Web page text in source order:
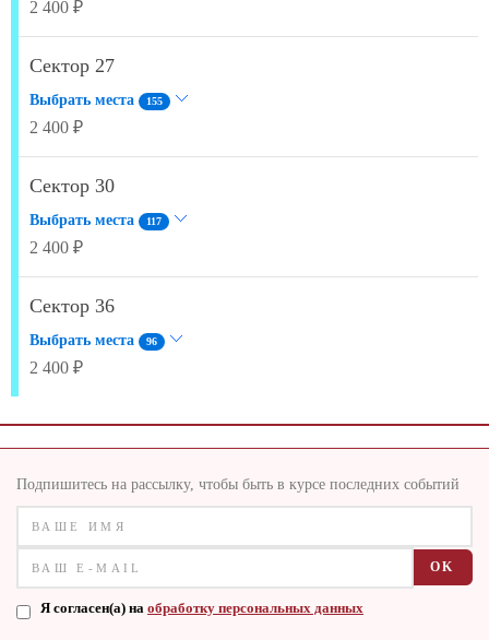
2 400 ₽
Сектор 27
Выбрать места 155
2 400 ₽
Сектор 30
Выбрать места 117
2 400 ₽
Сектор 36
Выбрать места 96
2 400 ₽
Подпишитесь на рассылку, чтобы быть в курсе последних событий
OK
Я согласен(а) на обработку персональных данных